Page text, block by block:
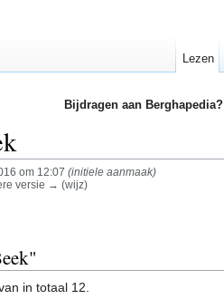
Bijdragen aan Berghapedia?
om 12:07 (initiele aanmaak)
versie → (wijz)
in totaal 12.
Lezen